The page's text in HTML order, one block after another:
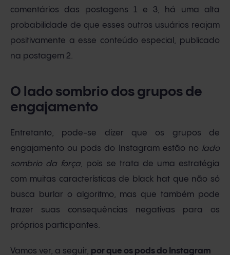
comentários das postagens 1 e 3, há uma alta
probabilidade de que esses outros usuários reajam
positivamente a esse conteúdo especial, publicado
na postagem 2.
O lado sombrio dos grupos de
engajamento
Entretanto, pode-se dizer que os grupos de
engajamento ou pods do Instagram estão no lado
sombrio da força, pois se trata de uma estratégia
com muitas características de black hat que não só
busca burlar o algoritmo, mas que também pode
trazer suas consequências negativas para os
próprios participantes.
Vamos ver, a seguir, por que os pods do Instagram